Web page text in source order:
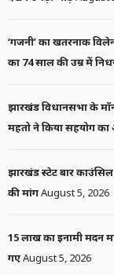
‘गजनी’ का खतरनाक
का 74 साल की उम्र में
झारखंड विधानसभा के
महतो ने किया सहयोग का
झारखंड स्टेट बार
की मांगAugust 5, 2026
15 लाख का इनामी मदन
गएAugust 5, 2026